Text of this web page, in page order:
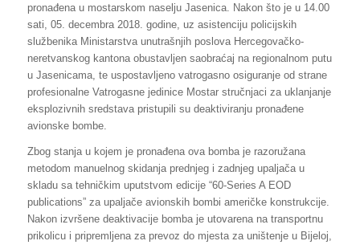
pronađena u mostarskom naselju Jasenica. Nakon što je u 14.00
sati, 05. decembra 2018. godine, uz asistenciju policijskih
službenika Ministarstva unutrašnjih poslova Hercegovačko-
neretvanskog kantona obustavljen saobraćaj na regionalnom putu
u Jasenicama, te uspostavljeno vatrogasno osiguranje od strane
profesionalne Vatrogasne jedinice Mostar stručnjaci za uklanjanje
eksplozivnih sredstava pristupili su deaktiviranju pronađene
avionske bombe.
Zbog stanja u kojem je pronađena ova bomba je razoružana
metodom manuelnog skidanja prednjeg i zadnjeg upaljača u
skladu sa tehničkim uputstvom edicije “60-Series A EOD
publications” za upaljače avionskih bombi američke konstrukcije.
Nakon izvršene deaktivacije bomba je utovarena na transportnu
prikolicu i pripremljena za prevoz do mjesta za uništenje u Bijeloj,